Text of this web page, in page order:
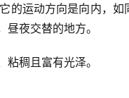
的运动方向是向内，
夜交替的地方。
稠且富有光泽。